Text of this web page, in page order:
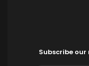
Subscribe